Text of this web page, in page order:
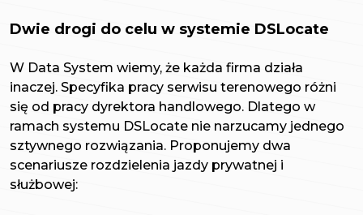
Dwie drogi do celu w systemie DSLocate
W Data System wiemy, że każda firma działa
inaczej. Specyfika pracy serwisu terenowego różni
się od pracy dyrektora handlowego. Dlatego w
ramach systemu DSLocate nie narzucamy jednego
sztywnego rozwiązania. Proponujemy dwa
scenariusze rozdzielenia jazdy prywatnej i
służbowej: